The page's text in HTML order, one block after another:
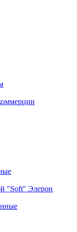
"Soft" Элерон